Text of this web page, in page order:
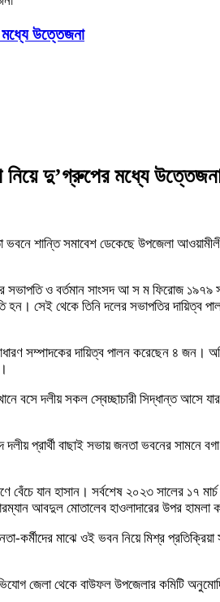
মধ্যে উত্তেজনা
নিয়ে দু’গ্রুপের মধ্যে
ভবনে শান্তি সমাবেশ ডেকেছে উপজেলা
ও বর্তমান সাংসদ আ স ম ফিরোজ
হন। সেই থেকে তিনি দলের সভাপতির
সম্পাদকের দায়িত্ব পালন করেছেন ৪ জন।
দলীয় সকল স্বেচ্ছাচারী সিদ্ধান্ত আসে
প্রার্থী বাছাই সভায় জনতা ভবনের সামনে
যান হাসান। সর্বশেষ ২০২৩ সালের ১৭
আবদুল মোতালেব হাওলাদারের উপর হামলা
মাঝে ওই ভবন নিয়ে মিশ্র
জেলা থেকে বাউফল উপজেলার কমিটি